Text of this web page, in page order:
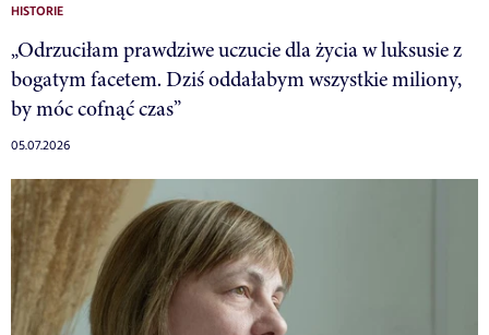
HISTORIE
„Odrzuciłam prawdziwe uczucie dla życia w luksusie z
bogatym facetem. Dziś oddałabym wszystkie miliony,
by móc cofnąć czas”
05.07.2026